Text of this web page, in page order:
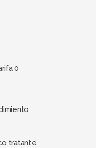
0
tratante.